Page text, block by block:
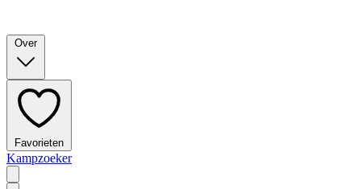
Over
Favorieten
Kampzoeker